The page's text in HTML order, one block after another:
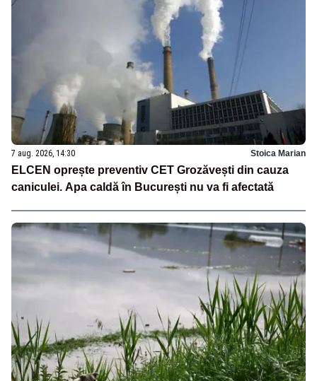
7 aug. 2026, 14:30 Stoica Marian
ELCEN oprește preventiv CET Grozăvești din cauza
caniculei. Apa caldă în București nu va fi afectată